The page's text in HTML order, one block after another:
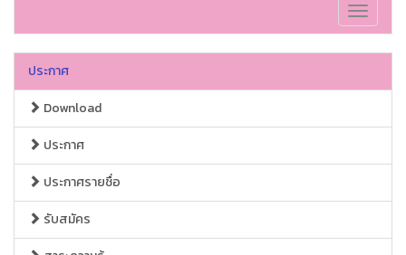
Toggle
ประกาศ
Download
ประกาศ
ประกาศรายชื่อ
รับสมัคร